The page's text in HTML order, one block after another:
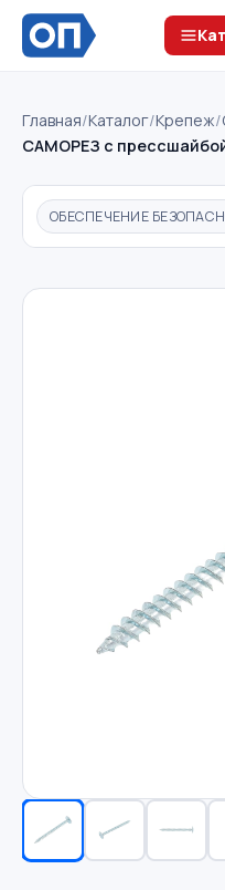
Главная/Каталог/Крепеж/
САМОРЕЗ с
ОБЕСПЕЧЕНИЕ